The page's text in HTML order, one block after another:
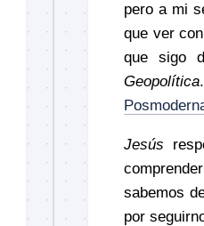
pero a mi
que ver
que sigo
Geopolítica
Jesús
sabemos
por